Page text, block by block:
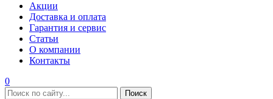
Акции
Доставка и оплата
Гарантия и сервис
Статьи
О компании
Контакты
0